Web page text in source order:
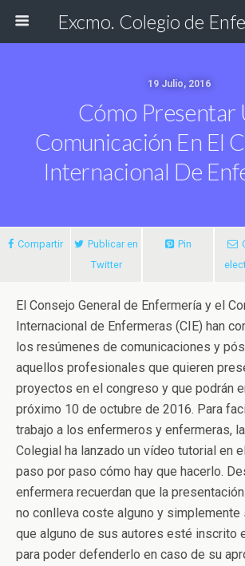
19 Julio, 2016
Cómo Presentar
Comunicación En El
Internacional De
Compartir
Publicar en
Twitter
Pin
El Consejo General de Enfermería y el
Internacional de Enfermeras (CIE) han
los resúmenes de comunicaciones y
aquellos profesionales que quieren
proyectos en el congreso y que podrán
próximo 10 de octubre de 2016. Para
trabajo a los enfermeros y enfermeras,
Colegial ha lanzado un vídeo tutorial en
paso por paso cómo hay que hacerlo.
enfermera recuerdan que la
no conlleva coste alguno y simplemente
que alguno de sus autores esté inscrito
para poder defenderlo en caso de su